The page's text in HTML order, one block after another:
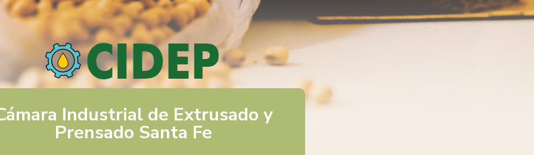
Industrial de Extrusado y
Prensado Santa Fe